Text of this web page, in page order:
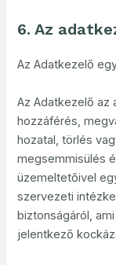
6. Az
Az Adatkezelő
Az Adatkezelő az
hozzáférés,
hozatal, törlés
megsemmisülés
üzemeltetőivel
szervezeti
biztonságáról,
jelentkező